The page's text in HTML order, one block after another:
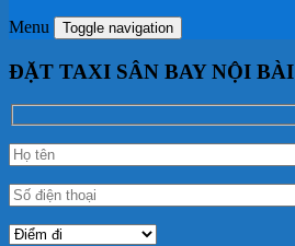
Menu Toggle navigation
ĐẶT TAXI SÂN BAY NỘI BÀI